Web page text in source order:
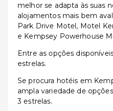
melhor se adapta às suas
alojamentos mais bem
Park Drive Motel, Motel
e Kempsey Powerhouse
Entre as opções
estrelas.
Se procura hotéis em
ampla variedade de
3 estrelas.